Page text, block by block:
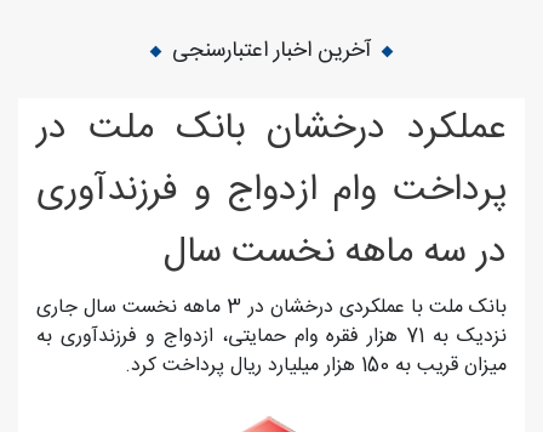
آخرین اخبار اعتبارسنجی
عملکرد درخشان بانک ملت در
پرداخت وام ازدواج و فرزندآوری
در سه ماهه نخست سال
بانک ملت با عملکردی درخشان در 3 ماهه نخست سال جاری
نزدیک به 71 هزار فقره وام حمایتی، ازدواج و فرزندآوری به
میزان قریب به 150 هزار میلیارد ریال پرداخت کرد.